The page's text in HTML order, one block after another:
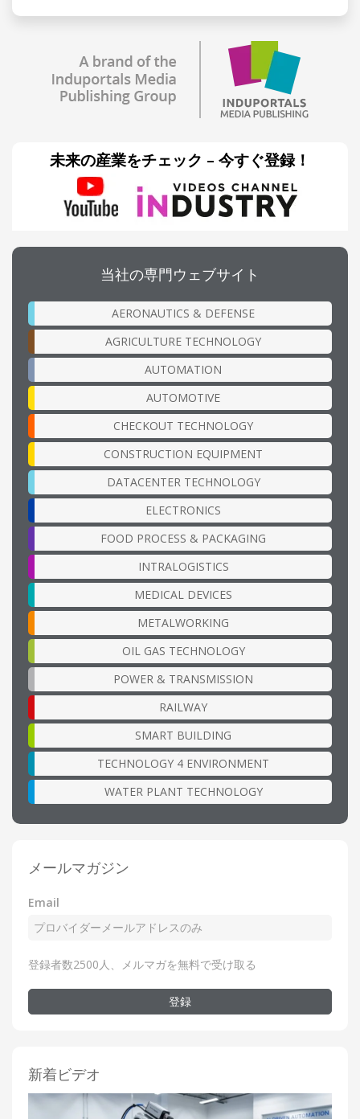
未来の産業をチェック – 今すぐ登録！
当社の専門ウェブサイト
AERONAUTICS & DEFENSE
AGRICULTURE TECHNOLOGY
AUTOMATION
AUTOMOTIVE
CHECKOUT TECHNOLOGY
CONSTRUCTION EQUIPMENT
DATACENTER TECHNOLOGY
ELECTRONICS
FOOD PROCESS & PACKAGING
INTRALOGISTICS
MEDICAL DEVICES
METALWORKING
OIL GAS TECHNOLOGY
POWER & TRANSMISSION
RAILWAY
SMART BUILDING
TECHNOLOGY 4 ENVIRONMENT
WATER PLANT TECHNOLOGY
メールマガジン
Email
登録者数2500人、メルマガを無料で受け取る
登録
新着ビデオ